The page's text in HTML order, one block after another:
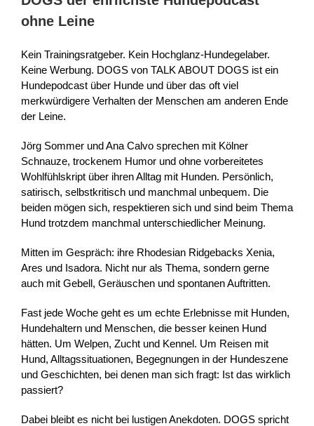
ohne Leine
Kein Trainingsratgeber. Kein Hochglanz-Hundegelaber.
Keine Werbung. DOGS von TALK ABOUT DOGS ist ein
Hundepodcast über Hunde und über das oft viel
merkwürdigere Verhalten der Menschen am anderen Ende
der Leine.
Jörg Sommer und Ana Calvo sprechen mit Kölner
Schnauze, trockenem Humor und ohne vorbereitetes
Wohlfühlskript über ihren Alltag mit Hunden. Persönlich,
satirisch, selbstkritisch und manchmal unbequem. Die
beiden mögen sich, respektieren sich und sind beim Thema
Hund trotzdem manchmal unterschiedlicher Meinung.
Mitten im Gespräch: ihre Rhodesian Ridgebacks Xenia,
Ares und Isadora. Nicht nur als Thema, sondern gerne
auch mit Gebell, Geräuschen und spontanen Auftritten.
Fast jede Woche geht es um echte Erlebnisse mit Hunden,
Hundehaltern und Menschen, die besser keinen Hund
hätten. Um Welpen, Zucht und Kennel. Um Reisen mit
Hund, Alltagssituationen, Begegnungen in der Hundeszene
und Geschichten, bei denen man sich fragt: Ist das wirklich
passiert?
Dabei bleibt es nicht bei lustigen Anekdoten. DOGS spricht